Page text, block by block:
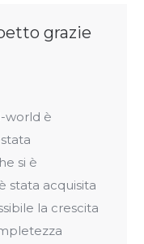
grazie
world è
si è
stata acquisita
la crescita